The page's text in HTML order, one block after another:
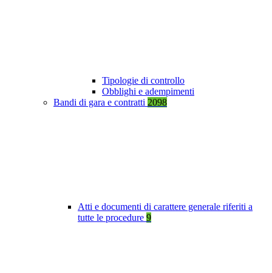
Tipologie di controllo
Obblighi e adempimenti
Bandi di gara e contratti 2098
Atti e documenti di carattere generale riferiti a
tutte le procedure 9